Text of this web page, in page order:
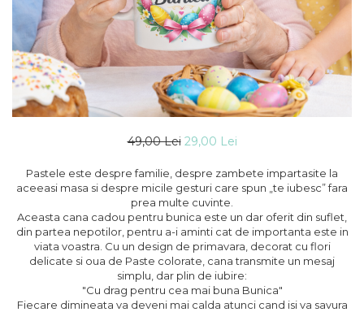
49,00 Lei 29,00 Lei
Pastele este despre familie, despre zambete impartasite la
aceeasi masa si despre micile gesturi care spun „te iubesc” fara
prea multe cuvinte.
Aceasta cana cadou pentru bunica este un dar oferit din suflet,
din partea nepotilor, pentru a-i aminti cat de importanta este in
viata voastra. Cu un design de primavara, decorat cu flori
delicate si oua de Paste colorate, cana transmite un mesaj
simplu, dar plin de iubire:
"Cu drag pentru cea mai buna Bunica"
Fiecare dimineata va deveni mai calda atunci cand isi va savura